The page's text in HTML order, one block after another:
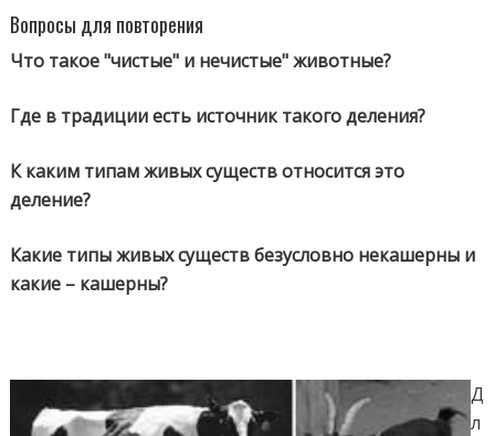
Вопросы для повторения
Что такое "чистые" и нечистые" животные?
Где в традиции есть источник такого деления?
К каким типам живых существ относится это
деление?
Какие типы живых существ безусловно некашерны и
какие – кашерны?
Д
л